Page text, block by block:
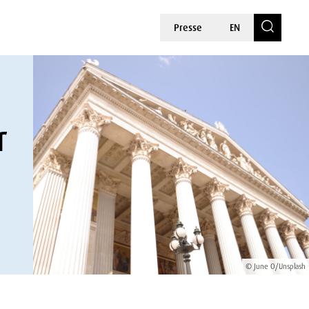
Presse EN
© June O/Unsplash